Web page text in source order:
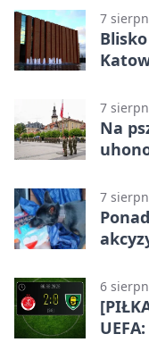
7
7
Na
7
6